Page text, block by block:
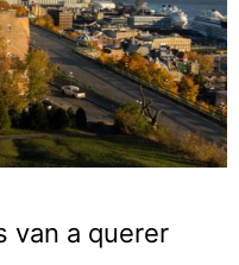
van a querer